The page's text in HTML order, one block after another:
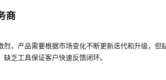
商
烈，产品需要根据市场变化不断更新迭代和升级，但
乏工具保证客户快速反馈闭环。